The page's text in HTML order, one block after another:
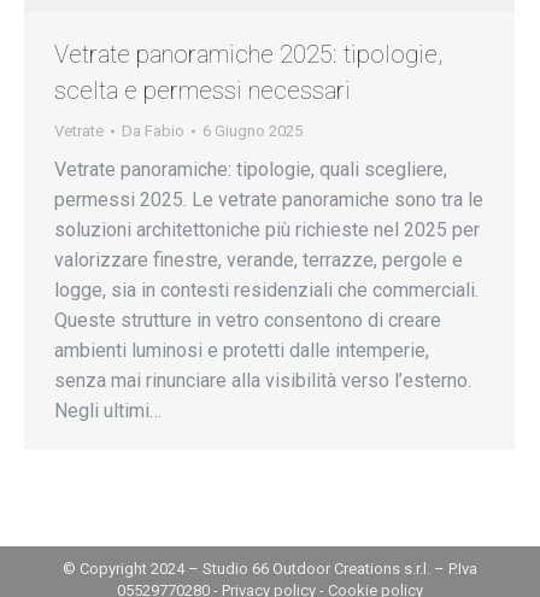
Vetrate panoramiche 2025: tipologie,
scelta e permessi necessari
Vetrate Da Fabio 6 Giugno 2025
Vetrate panoramiche: tipologie, quali scegliere,
permessi 2025. Le vetrate panoramiche sono tra le
soluzioni architettoniche più richieste nel 2025 per
valorizzare finestre, verande, terrazze, pergole e
logge, sia in contesti residenziali che commerciali.
Queste strutture in vetro consentono di creare
ambienti luminosi e protetti dalle intemperie,
senza mai rinunciare alla visibilità verso l’esterno.
Negli ultimi…
© Copyright 2024 – Studio 66 Outdoor Creations s.r.l. – P.Iva
05529770280 - Privacy policy - Cookie policy